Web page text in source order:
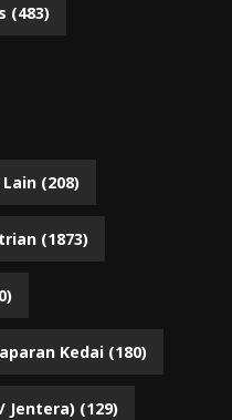
(483)
(208)
(1873)
Kedai (180)
Jentera) (129)